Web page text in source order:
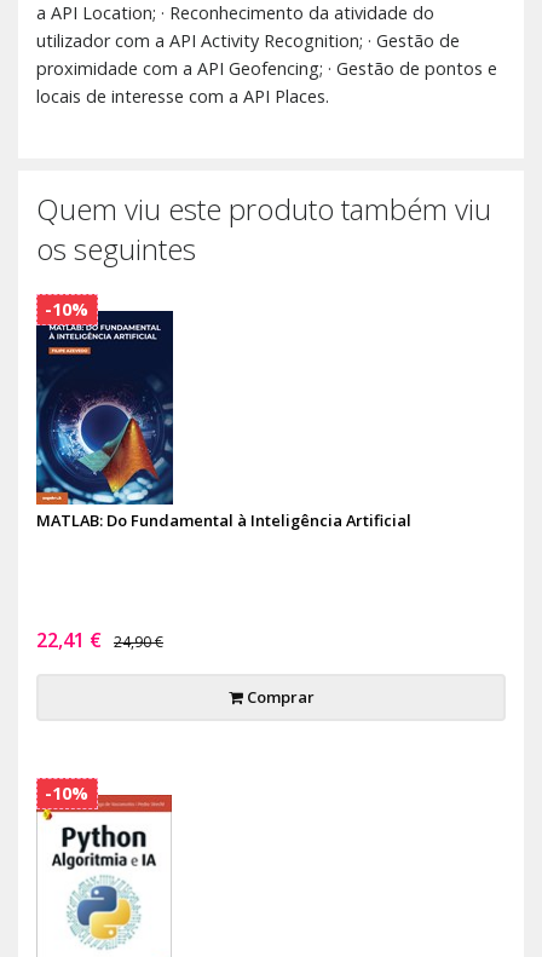
a API Location; · Reconhecimento da atividade do
utilizador com a API Activity Recognition; · Gestão de
proximidade com a API Geofencing; · Gestão de pontos e
locais de interesse com a API Places.
Quem viu este produto também viu
os seguintes
MATLAB: Do Fundamental à Inteligência Artificial
22,41 € 24,90 €
Comprar
-10%
-10%